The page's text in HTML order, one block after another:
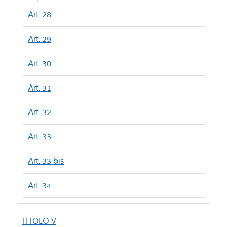
Art. 28
Art. 29
Art. 30
Art. 31
Art. 32
Art. 33
Art. 33 bis
Art. 34
TITOLO V